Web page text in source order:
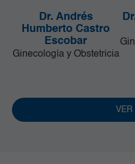
Dr. Andrés
Humberto Castro
Escobar
Ginecología y Obstetricia
VER